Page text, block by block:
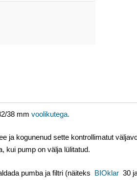
38 mm voolikutega.
ja kogunenud sette kontrollimatut
kui pump on välja lülitatud.
pumba ja filtri (näiteks BIOklar 30